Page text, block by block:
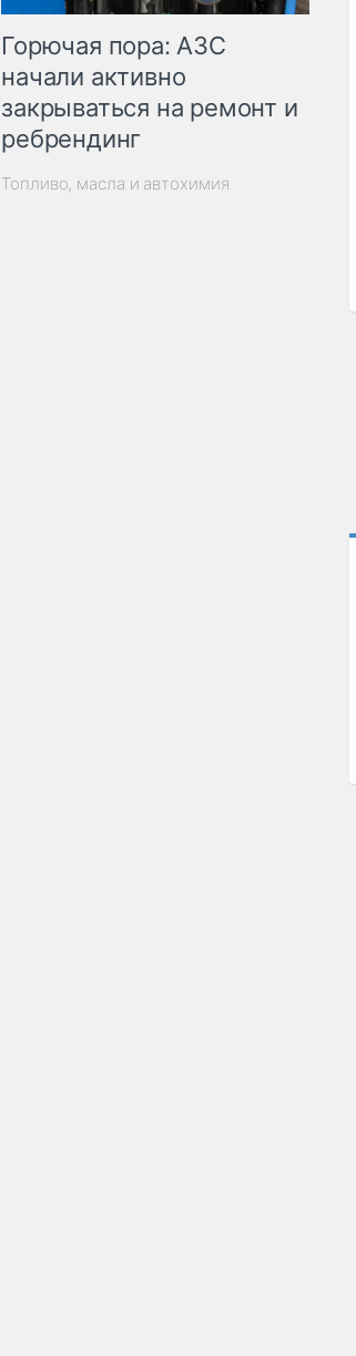
Горючая пора: АЗС
начали активно
закрываться на ремонт и
ребрендинг
Топливо, масла и автохимия